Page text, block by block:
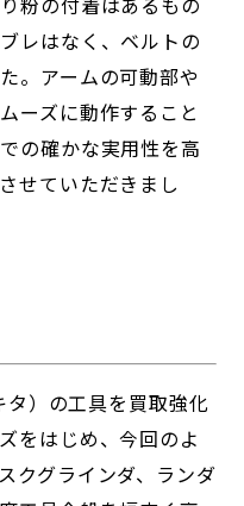
レはなく、ベルトの
。アームの可動部や
ーズに動作すること
の確かな実用性を高
せていただきまし
）の工具を買取強化
をはじめ、今回のよ
クグラインダ、ランダ